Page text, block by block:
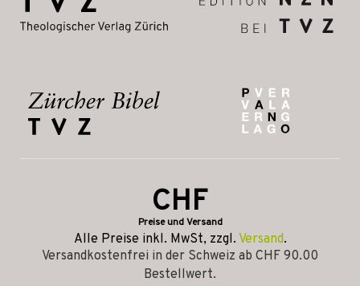
CHF
Preise und Versand
Alle Preise inkl. MwSt, zzgl. Versand.
Versandkostenfrei in der Schweiz ab CHF 90.00
Bestellwert.